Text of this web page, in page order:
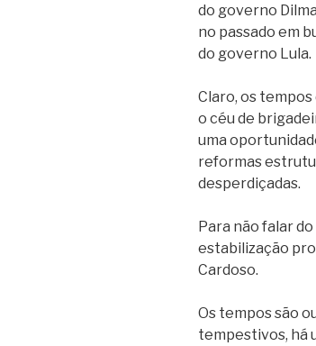
do governo
no passado em
do governo Lula.
Claro, os
o céu de
uma
reformas
desperdiçadas.
Para não falar
estabilização
Cardoso.
Os tempos são
tempestivos, há